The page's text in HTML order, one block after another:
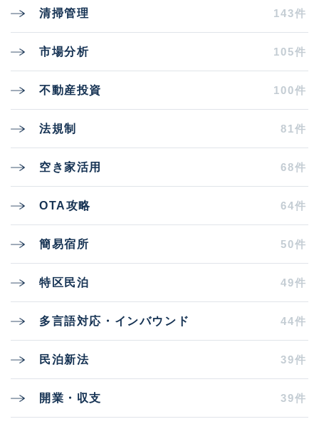
清掃管理 143件
市場分析 105件
不動産投資 100件
法規制 81件
空き家活用 68件
OTA攻略 64件
簡易宿所 50件
特区民泊 49件
多言語対応・インバウンド 44件
民泊新法 39件
開業・収支 39件